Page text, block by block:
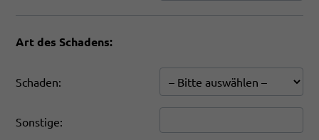
Art des Schadens:
Schaden:
Sonstige: